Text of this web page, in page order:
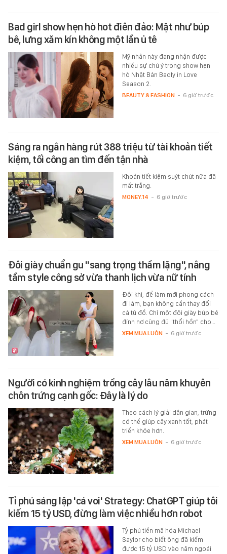
Bad girl show hẹn hò hot điên đảo: Mặt như búp
bê, lưng xăm kín không một lần ủ tê
Mỹ nhân này đang nhận được
nhiều sự chú ý trong show hẹn
hò Nhật Bản Badly in Love
Season 2.
BEAUTY & FASHION - 6 giờ trước
Sáng ra ngân hàng rút 388 triệu từ tài khoản tiết
kiệm, tối công an tìm đến tận nhà
Khoản tiết kiệm suýt chút nữa đã
mất trắng.
MONEY.14 - 6 giờ trước
Đôi giày chuẩn gu "sang trọng thầm lặng", nâng
tầm style công sở vừa thanh lịch vừa nữ tính
Đôi khi, để làm mới phong cách
đi làm, bạn không cần thay đổi
cả tủ đồ. Chỉ một đôi giày búp bê
đính nơ cũng đủ "thổi hồn" cho…
XEM MUA LUÔN - 6 giờ trước
Người có kinh nghiệm trồng cây lâu năm khuyên
chôn trứng cạnh gốc: Đây là lý do
Theo cách lý giải dân gian, trứng
có thể giúp cây xanh tốt, phát
triển khỏe hơn.
XEM MUA LUÔN - 6 giờ trước
Tỉ phú sáng lập 'cá voi' Strategy: ChatGPT giúp tôi
kiếm 15 tỷ USD, đừng làm việc nhiều hơn robot
Tỷ phú tiền mã hóa Michael
Saylor cho biết ông đã kiếm
được 15 tỷ USD vào năm ngoái